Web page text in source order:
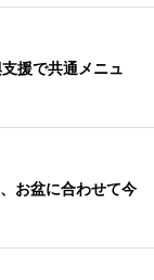
援で共通メニュ
お盆に合わせて今